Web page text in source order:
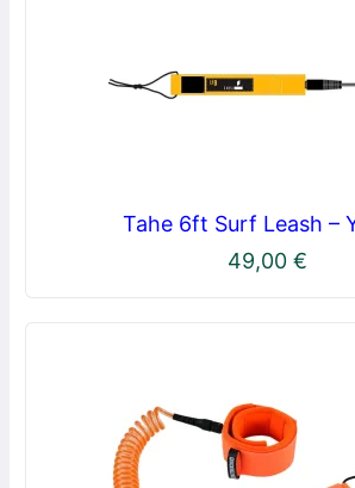
Tahe 6ft Surf Leash –
49,00 €